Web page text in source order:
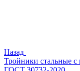
Назад
Тройники стальные